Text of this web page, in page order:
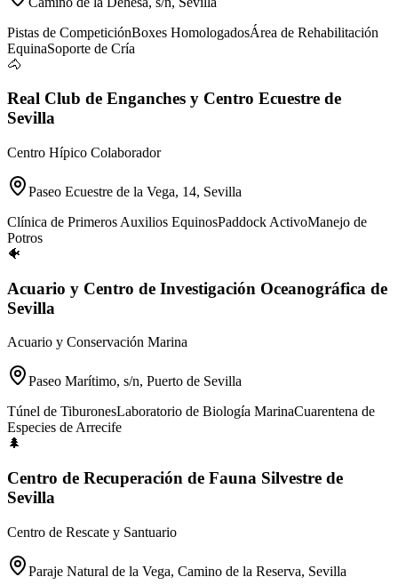
Pistas de CompeticiónBoxes HomologadosÁrea de Rehabilitación
EquinaSoporte de Cría
🐴
Real Club de Enganches y Centro Ecuestre de
Sevilla
Centro Hípico Colaborador
Paseo Ecuestre de la Vega, 14, Sevilla
Clínica de Primeros Auxilios EquinosPaddock ActivoManejo de
Potros
🐠
Acuario y Centro de Investigación Oceanográfica de
Sevilla
Acuario y Conservación Marina
Paseo Marítimo, s/n, Puerto de Sevilla
Túnel de TiburonesLaboratorio de Biología MarinaCuarentena de
Especies de Arrecife
🌲
Centro de Recuperación de Fauna Silvestre de
Sevilla
Centro de Rescate y Santuario
Paraje Natural de la Vega, Camino de la Reserva, Sevilla